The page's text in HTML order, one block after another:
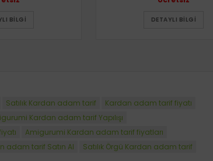
BILGI DETAYLI BILGI
Satılık Kardan adam tarif
Kardan adam tarif fiyatı
Kardan adam tarif Yapılışı
Amigurumi Kardan adam tarif fiyatları
adam tarif Satın Al
Satılık Örgü Kardan adam tarif